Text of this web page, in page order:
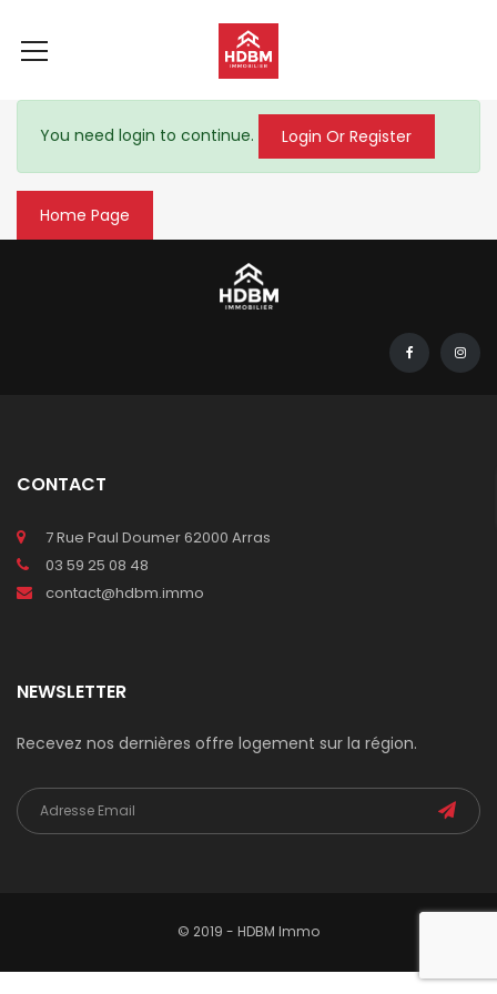
You need login to continue. Login Or Register
Home Page
CONTACT
7 Rue Paul Doumer 62000 Arras
03 59 25 08 48
contact@hdbm.immo
NEWSLETTER
Recevez nos dernières offre logement sur la région.
© 2019 - HDBM Immo